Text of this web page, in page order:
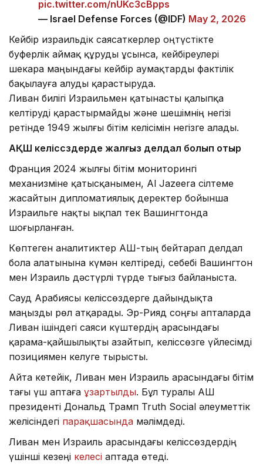
pic.twitter.com/nUKc3cBpps
— Israel Defense Forces (@IDF) May 2, 2026
Кейбір израильдік саясаткерлер оңтүстікте
буферлік аймақ құруды ұсынса, кейбіреулері
шекара маңындағы кейбір аумақтарды фактілік
бақылауға алуды қарастыруда.
Ливан билігі Израильмен қатынасты қалыпқа
келтіруді қарастырмайды және шешімнің негізі
ретінде 1949 жылғы бітім келісімін негізге алады.
АҚШ келіссөздерде жалғыз делдал болып отыр
Франция 2024 жылғы бітім мониторингі
механизміне қатысқанымен, Al Jazeera сілтеме
жасайтын дипломатиялық деректер бойынша
Израильге нақты ықпал тек Вашингтонда
шоғырланған.
Көптеген аналитиктер АҚШ-тың бейтарап делдал
бола алатынына күмән келтіреді, себебі Вашингтон
мен Израиль дәстүрлі түрде тығыз байланыста.
Сауд Арабиясы келіссөздерге дайындықта
маңызды рөл атқарады. Эр-Рияд соңғы апталарда
Ливан ішіндегі саяси күштердің арасындағы
қарама-қайшылықты азайтып, келіссөзге үйлесімді
позициямен келуге тырысты.
Айта кетейік, Ливан мен Израиль арасындағы бітім
тағы үш аптаға ұзартылды. Бұл туралы АҚШ
президенті Дональд Трамп Truth Social әлеуметтік
желісіндегі парақшасында мәлімдеді.
Ливан мен Израиль арасындағы келіссөздердің
үшінші кезеңі келесі аптада өтеді.